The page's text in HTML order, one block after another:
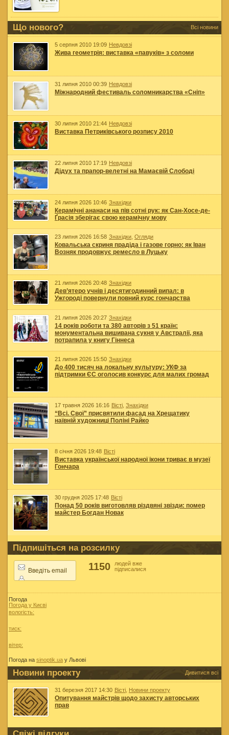
Що нового? Всі новини
5 серпня 2010 19:09 Невдовзі
Жива геометрія: виставка «павуків» з соломи
31 липня 2010 00:39 Невдовзі
Міжнародний фестиваль соломникарства «Сніп»
30 липня 2010 21:44 Невдовзі
Виставка Петриківського розпису 2010
22 липня 2010 17:19 Невдовзі
Дідух та прапор-велетні на Мамаєвій Слободі
24 липня 2026 10:46 Знахідки
Керамічні ананаси на пів сотні рук: як Сан-Хосе-де-
Ґрасія зберігає свою керамічну мову
23 липня 2026 16:58 Знахідки Огляди
Ковальська скриня прадіда і газове горно: як Іван
Возняк продовжує ремесло в Луцьку
21 липня 2026 20:48 Знахідки
Дев’ятеро учнів і десятигодинний випал: в
Ужгороді повернули повний курс гончарства
21 липня 2026 20:27 Знахідки
14 років роботи та 380 авторів з 51 країн:
монументальна вишивана сукня у Австралії, яка
потрапила у книгу Гіннеса
21 липня 2026 15:50 Знахідки
До 400 тисяч на локальну культуру: УКФ за
підтримки ЄС оголосив конкурс для малих громад
17 травня 2026 16:16 Вісті Знахідки
“Всі. Свої” присвятили фасад на Хрещатику
наївній художниці Поліні Райко
8 січня 2026 19:48 Вісті
Виставка української народної ікони триває в музеї
Гончара
30 грудня 2025 17:48 Вісті
Понад 50 років виготовляв різдвяні звізди: помер
майстер Богдан Новак
Підпишіться на розсилку
1150
людей вже
підписалися
Погода
Погода у Києві
вологість:
тиск:
вітер:
Погода на sinoptik.ua у Львові
Новини проекту Дивитися всі
31 березня 2017 14:30 Вісті Новини проекту
Опитування майстрів щодо захисту авторських
прав